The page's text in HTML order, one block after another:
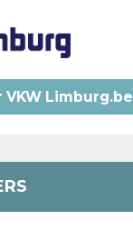
VKW Limburg.be